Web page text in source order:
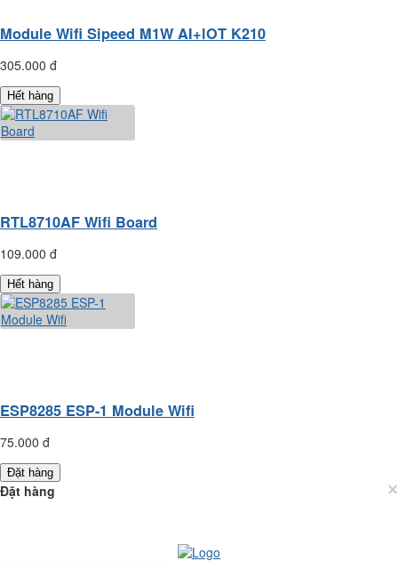
Module Wifi Sipeed M1W AI+lOT K210
305.000 đ
Hết hàng
RTL8710AF Wifi Board
109.000 đ
Hết hàng
ESP8285 ESP-1 Module Wifi
75.000 đ
Đặt hàng
×
Đặt hàng